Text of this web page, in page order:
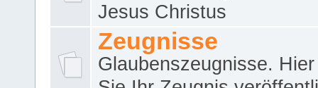
Jesus Christus
Zeugnisse
Glaubenszeugnisse.